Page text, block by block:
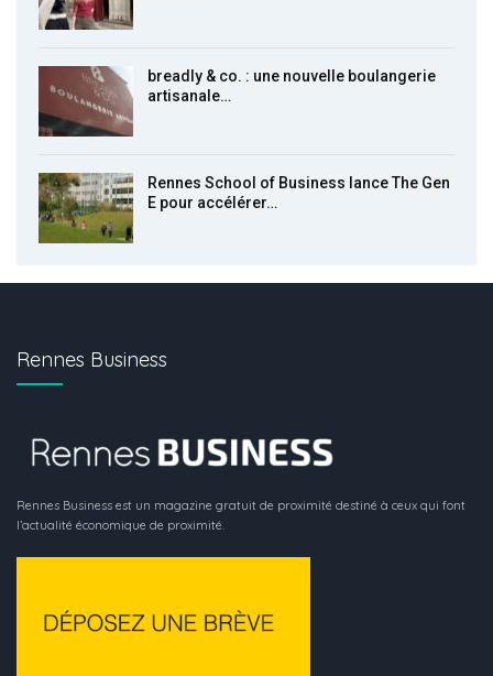
breadly & co. : une nouvelle boulangerie
artisanale…
Rennes School of Business lance The Gen
E pour accélérer…
Rennes Business
Rennes Business est un magazine gratuit de proximité destiné à ceux qui font
l’actualité économique de proximité.